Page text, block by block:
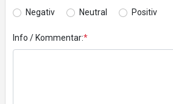
Negativ
Neutral Positiv
Info / Kommentar:*